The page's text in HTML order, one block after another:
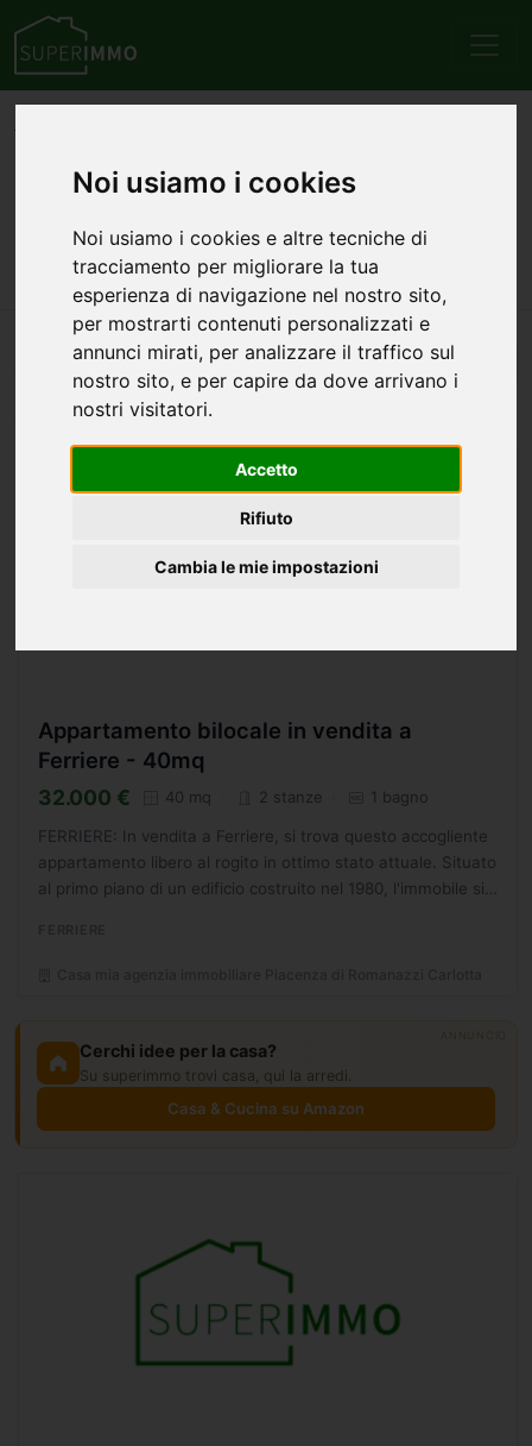
Noi usiamo i cookies
Noi usiamo i cookies e altre tecniche di
tracciamento per migliorare la tua
esperienza di navigazione nel nostro sito,
per mostrarti contenuti personalizzati e
annunci mirati, per analizzare il traffico sul
nostro sito, e per capire da dove arrivano i
nostri visitatori.
Accetto
Rifiuto
Cambia le mie impostazioni
Annunci di appartamenti in
vendita a Ferriere
annunci — 1–3 visualizzati Automatico
Appartamento bilocale in vendita a
Ferriere - 40mq
32.000 € 40 mq 2 stanze 1 bagno
FERRIERE: In vendita a Ferriere, si trova questo accogliente
appartamento libero al rogito in ottimo stato attuale. Situato
al primo piano di un edificio costruito nel 1980, l'immobile si
Cerchi idee per la casa?
Su superimmo trovi casa, qui la arredi.
Casa & Cucina su Amazon